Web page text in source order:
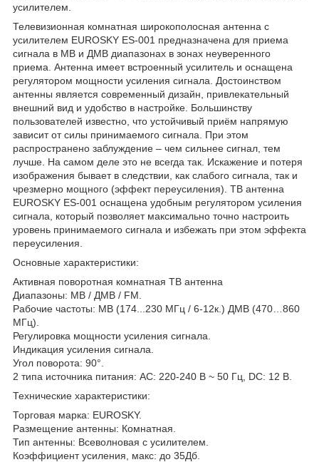
усилителем.
Телевизионная комнатная широкополосная антенна с
усилителем EUROSKY ES-001 предназначена для приема
сигнала в МВ и ДМВ диапазонах в зонах неуверенного
приема. Антенна имеет встроенный усилитель и оснащена
регулятором мощности усиления сигнала. Достоинством
антенны является современный дизайн, привлекательный
внешний вид и удобство в настройке. Большинству
пользователей известно, что устойчивый приём напрямую
зависит от силы принимаемого сигнала. При этом
распространено заблуждение – чем сильнее сигнал, тем
лучше. На самом деле это не всегда так. Искажение и потеря
изображения бывает в следствии, как слабого сигнала, так и
чрезмерно мощного (эффект переусиления). ТВ антенна
EUROSKY ES-001 оснащена удобным регулятором усиления
сигнала, который позволяет максимально точно настроить
уровень принимаемого сигнала и избежать при этом эффекта
переусиления.
Основные характеристики:
Активная поворотная комнатная ТВ антенна
Диапазоны: МВ / ДМВ / FM.
Рабочие частоты: МВ (174...230 МГц / 6-12к.) ДМВ (470…860
МГц).
Регулировка мощности усиления сигнала.
Индикация усиления сигнала.
Угол поворота: 90°.
2 типа источника питания: АС: 220-240 В ~ 50 Гц, DC: 12 В.
Технические характеристики:
Торговая марка: EUROSKY.
Размещение антенны: Комнатная.
Тип антенны: Всеволновая с усилителем.
Коэффициент усиления, макс: до 35Дб.